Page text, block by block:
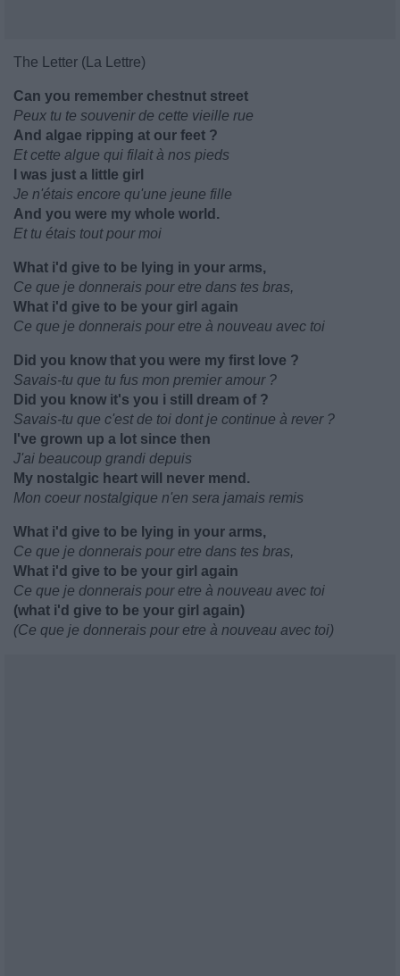
The Letter (La Lettre)
Can you remember chestnut street
Peux tu te souvenir de cette vieille rue
And algae ripping at our feet ?
Et cette algue qui filait à nos pieds
I was just a little girl
Je n'étais encore qu'une jeune fille
And you were my whole world.
Et tu étais tout pour moi
What i'd give to be lying in your arms,
Ce que je donnerais pour etre dans tes bras,
What i'd give to be your girl again
Ce que je donnerais pour etre à nouveau avec toi
Did you know that you were my first love ?
Savais-tu que tu fus mon premier amour ?
Did you know it's you i still dream of ?
Savais-tu que c'est de toi dont je continue à rever ?
I've grown up a lot since then
J'ai beaucoup grandi depuis
My nostalgic heart will never mend.
Mon coeur nostalgique n'en sera jamais remis
What i'd give to be lying in your arms,
Ce que je donnerais pour etre dans tes bras,
What i'd give to be your girl again
Ce que je donnerais pour etre à nouveau avec toi
(what i'd give to be your girl again)
(Ce que je donnerais pour etre à nouveau avec toi)